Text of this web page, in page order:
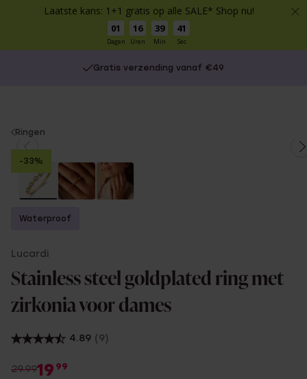
Laatste kans: 1+1 gratis op alle SALE* Shop nu!
01
Dagen
16
Uren
39
Min
40
Sec
Gratis verzending vanaf €49
You
are
here:
Ringen
-33%
Waterproof
Lucardi
Stainless steel goldplated ring met
zirkonia voor dames
4.89 (9)
29.9919 99